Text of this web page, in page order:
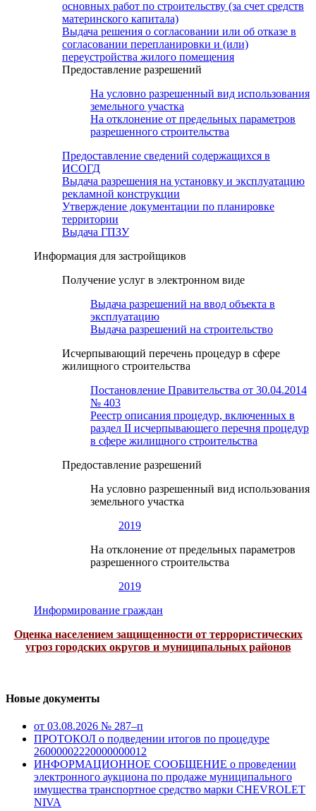
основных работ по строительству (за счет средств
материнского капитала)
Выдача решения о согласовании или об отказе в
согласовании перепланировки и (или)
переустройства жилого помещения
Предоставление разрешений
На условно разрешенный вид использования
земельного участка
На отклонение от предельных параметров
разрешенного строительства
Предоставление сведений содержащихся в
ИСОГД
Выдача разрешения на установку и эксплуатацию
рекламной конструкции
Утверждение документации по планировке
территории
Выдача ГПЗУ
Информация для застройщиков
Получение услуг в электронном виде
Выдача разрешений на ввод объекта в
эксплуатацию
Выдача разрешений на строительство
Исчерпывающий перечень процедур в сфере
жилищного строительства
Постановление Правительства от 30.04.2014
№ 403
Реестр описания процедур, включенных в
раздел II исчерпывающего перечня процедур
в сфере жилищного строительства
Предоставление разрешений
На условно разрешенный вид использования
земельного участка
2019
На отклонение от предельных параметров
разрешенного строительства
2019
Информирование граждан
Оценка населением защищенности от террористических
угроз городских округов и муниципальных районов
Новые документы
от 03.08.2026 № 287–п
ПРОТОКОЛ о подведении итогов по процедуре
26000002220000000012
ИНФОРМАЦИОННОЕ СООБЩЕНИЕ о проведении
электронного аукциона по продаже муниципального
имущества транспортное средство марки CHEVROLET
NIVA